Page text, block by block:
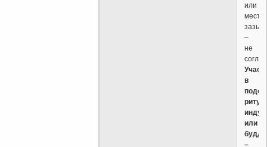
или
–
не
в
или
–